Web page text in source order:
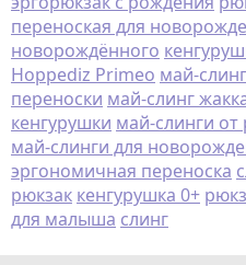
переноская для
новорождённого
Hoppediz Primeo май-слинг
переноски май-слинг
кенгурушки май-слинги
май-слинги для
эргономичная переноска
рюкзак кенгурушка 0+
для малыша слинг